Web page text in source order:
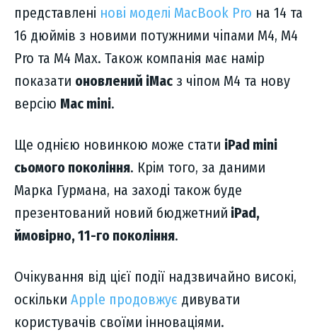
представлені нові моделі MacBook Pro на 14 та
16 дюймів з новими потужними чіпами M4, M4
Pro та M4 Max. Також компанія має намір
показати оновлений iMac з чіпом M4 та нову
версію Mac mini.
Ще однією новинкою може стати iPad mini
сьомого покоління. Крім того, за даними
Марка Гурмана, на заході також буде
презентований новий бюджетний iPad,
ймовірно, 11-го покоління.
Очікування від цієї події надзвичайно високі,
оскільки Apple продовжує дивувати
користувачів своїми інноваціями.